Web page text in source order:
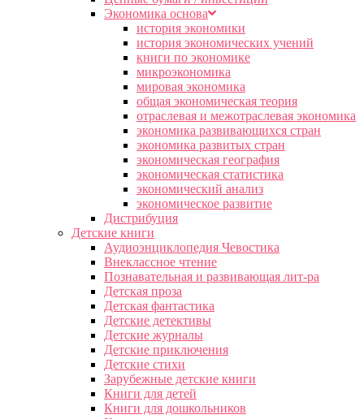
Экономика основа
история экономики
история экономических учений
книги по экономике
микроэкономика
мировая экономика
общая экономическая теория
отраслевая и межотраслевая экономика
экономика развивающихся стран
экономика развитых стран
экономическая география
экономическая статистика
экономический анализ
экономическое развитие
Дистрибуция
Детские книги
Аудиоэнциклопедия Чевостика
Внеклассное чтение
Познавательная и развивающая лит-ра
Детская проза
Детская фантастика
Детские детективы
Детские журналы
Детские приключения
Детские стихи
Зарубежные детские книги
Книги для детей
Книги для дошкольников